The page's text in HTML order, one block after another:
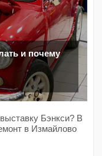
и почему
Бэнкси? В
в Измайлово